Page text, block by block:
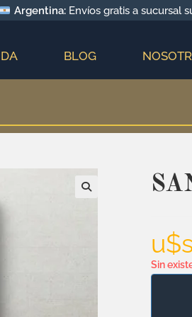
Argentina:Envíos gratis a sucursal
BLOG
u$s
Sin